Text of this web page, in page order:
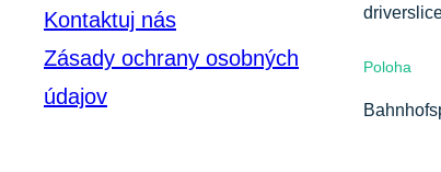
Kontaktuj nás
Zásady ochrany osobných
údajov
Poloha